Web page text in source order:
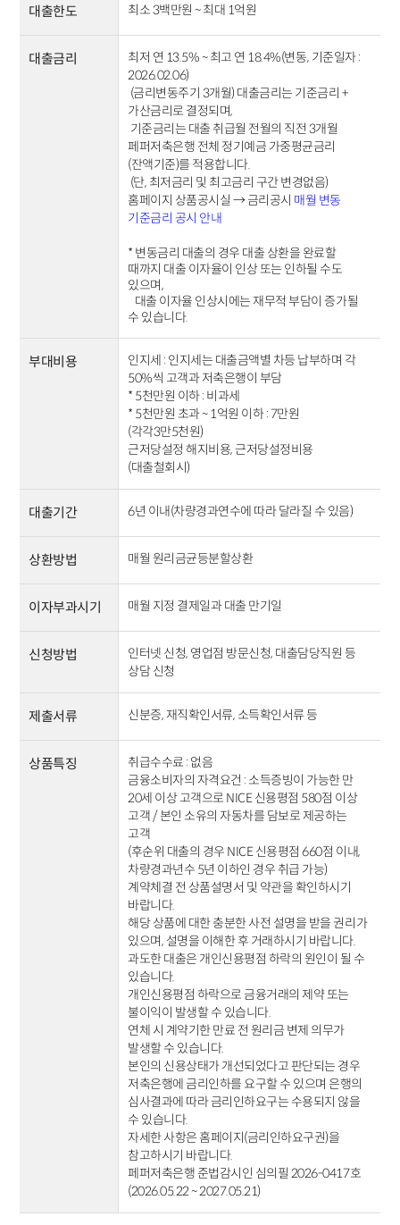
대출한도 최소 3백만원 ~ 최대 1억원
대출금리
최저 연 13.5% ~ 최고 연 18.4%(변동, 기준일자 :
2026.02.06)
(금리변동주기 3개월) 대출금리는 기준금리 +
가산금리로 결정되며,
기준금리는 대출 취급월 전월의 직전 3개월
페퍼저축은행 전체 정기예금 가중평균금리
(잔액기준)를 적용합니다.
(단, 최저금리 및 최고금리 구간 변경없음)
홈페이지 상품공시실 → 금리공시 매월 변동
기준금리 공시 안내
* 변동금리 대출의 경우 대출 상환을 완료할
때까지 대출 이자율이 인상 또는 인하될 수도
있으며,
대출 이자율 인상시에는 재무적 부담이 증가될
수 있습니다.
부대비용
인지세 : 인지세는 대출금액별 차등 납부하며 각
50%씩 고객과 저축은행이 부담
* 5천만원 이하 : 비과세
* 5천만원 초과 ~ 1억원 이하 : 7만원
(각각3만5천원)
근저당설정 해지비용, 근저당설정비용
(대출철회시)
대출기간 6년 이내(차량경과연수에 따라 달라질 수 있음)
상환방법 매월 원리금균등분할상환
이자부과시기 매월 지정 결제일과 대출 만기일
신청방법
인터넷 신청, 영업점 방문신청, 대출담당직원 등
상담 신청
제출서류 신분증, 재직확인서류, 소득확인서류 등
상품특징
취급수수료 : 없음
금융소비자의 자격요건 : 소득증빙이 가능한 만
20세 이상 고객으로 NICE 신용평점 580점 이상
고객 / 본인 소유의 자동차를 담보로 제공하는
고객
(후순위 대출의 경우 NICE 신용평점 660점 이내,
차량경과년수 5년 이하인 경우 취급 가능)
계약체결 전 상품설명서 및 약관을 확인하시기
바랍니다.
해당 상품에 대한 충분한 사전 설명을 받을 권리가
있으며, 설명을 이해한 후 거래하시기 바랍니다.
과도한 대출은 개인신용평점 하락의 원인이 될 수
있습니다.
개인신용평점 하락으로 금융거래의 제약 또는
불이익이 발생할 수 있습니다.
연체 시 계약기한 만료 전 원리금 변제 의무가
발생할 수 있습니다.
본인의 신용상태가 개선되었다고 판단되는 경우
저축은행에 금리인하를 요구할 수 있으며 은행의
심사결과에 따라 금리인하요구는 수용되지 않을
수 있습니다.
자세한 사항은 홈페이지(금리인하요구권)을
참고하시기 바랍니다.
페퍼저축은행 준법감시인 심의필 2026-0417호
(2026.05.22 ~ 2027.05.21)